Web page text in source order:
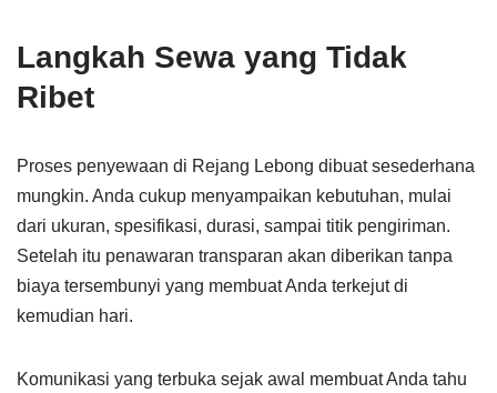
Langkah Sewa yang Tidak
Ribet
Proses penyewaan di Rejang Lebong dibuat sesederhana
mungkin. Anda cukup menyampaikan kebutuhan, mulai
dari ukuran, spesifikasi, durasi, sampai titik pengiriman.
Setelah itu penawaran transparan akan diberikan tanpa
biaya tersembunyi yang membuat Anda terkejut di
kemudian hari.
Komunikasi yang terbuka sejak awal membuat Anda tahu